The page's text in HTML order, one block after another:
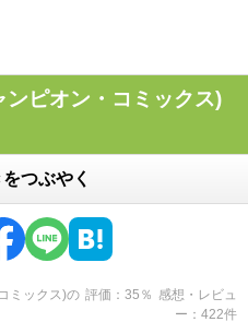
ピオン・コミックス)
つぶやく
ミックス)の 評価 35 ％ 感想・レビュ
ー
422件